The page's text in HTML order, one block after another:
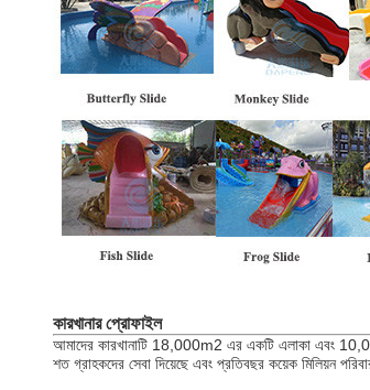
কারখানার প্রোফাইল
আমাদের কারখানাটি 18,000m2 এর একটি এলাকা এবং
শত গ্রাহকদের সেবা দিয়েছে এবং প্রতিবছর কয়েক মিলিয়ন